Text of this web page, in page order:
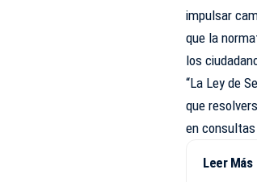
impulsar
que la
los
“La Ley de
que
en
Leer Más